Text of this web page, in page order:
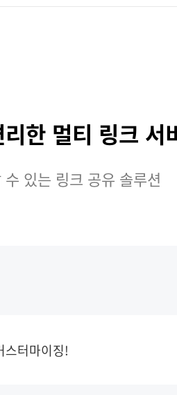
한 멀티 링크 서
있는 링크 공유 솔루션
스터마이징!